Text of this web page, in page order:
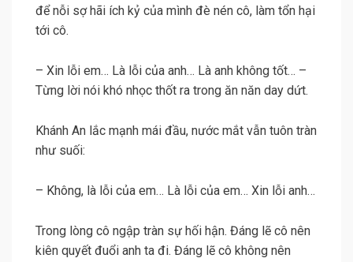
để nỗi sợ hãi ích kỷ của mình đè nén cô, làm tổn hại
tới cô.
– Xin lỗi em… Là lỗi của anh… Là anh không tốt… –
Từng lời nói khó nhọc thốt ra trong ăn năn day dứt.
Khánh An lắc mạnh mái đầu, nước mắt vẫn tuôn tràn
như suối:
– Không, là lỗi của em… Là lỗi của em… Xin lỗi anh…
Trong lòng cô ngập tràn sự hối hận. Đáng lẽ cô nên
kiên quyết đuổi anh ta đi. Đáng lẽ cô không nên